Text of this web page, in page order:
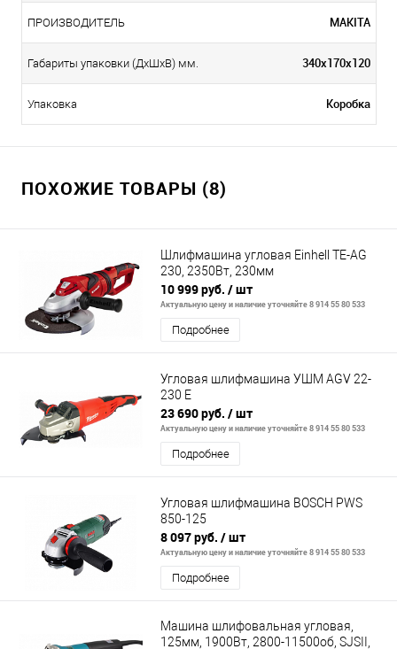
ПРОИЗВОДИТЕЛЬ MAKITA
Габариты упаковки (ДхШхВ) мм. 340х170х120
Упаковка Коробка
ПОХОЖИЕ ТОВАРЫ (8)
Шлифмашина угловая Einhell TE-AG
230, 2350Вт, 230мм
10 999 руб. / шт
Актуальную цену и наличие уточняйте 8 914 55 80 533
Подробнее
Угловая шлифмашина УШМ AGV 22-
230 E
23 690 руб. / шт
Актуальную цену и наличие уточняйте 8 914 55 80 533
Подробнее
Угловая шлифмашина BOSCH PWS
850-125
8 097 руб. / шт
Актуальную цену и наличие уточняйте 8 914 55 80 533
Подробнее
Машина шлифовальная угловая,
125мм, 1900Вт, 2800-11500об, SJSII,